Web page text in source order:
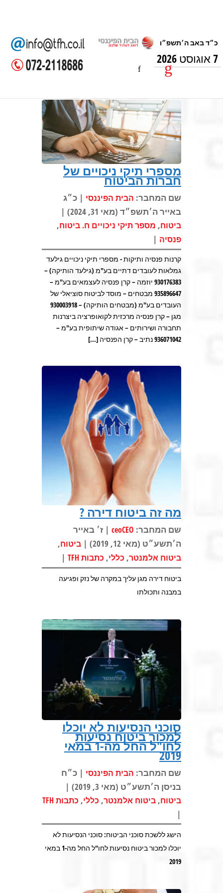
7 אוגוסט 2026
מספרי תיקי ניכויים של
חברות הביטוח
שם המחבר: הבית הפיננסי | כ״ג
באייר ה׳תשפ״ד (מאי 31, 2024) |
ביטוח, מספר תיקי ניכויים ח. ביטוח,
פנסיה |
קרנות פנסיה ותיקות - מספרי תיקי ניכויים גילעד
גמלאות לעובדים דתיים בע"מ (גילעד הותיקה) –
930176383 יוזמה – קרן פנסיה לעצמאים בע"מ –
935896647 מבטחים – מוסד לביטוח סוציאלי של
העובדים בע"מ (מבטחים הותיקה) – 930003918
מגן – קרן פנסיה מרכזית לקואופרציה ביצרנות
תחבורה ושירותים – אגודה שיתופית בע"מ –
936071042 נתיב – קרן הפנסיה [...]
מה זה ביטוח דירה ?
שם המחבר: ceoCEO | ז׳ באייר
ה׳תשע״ט (מאי 12, 2019) |
ביטוח,
ביטוח אלמנטר, כללי, כתבות TFH |
ביטוח דירה מגן עליך במקרה של נזק ופגיעה
במבנה ותכולתו
סוכני הנסיעות לא יוכלו
למכור ביטוח נסיעות
לחו"ל החל מה-1 במאי
2019
שם המחבר: הבית הפיננסי | כ״ח
בניסן ה׳תשע״ט (מאי 3, 2019) |
ביטוח, ביטוח אלמנטר, כללי, כתבות TFH
|
הישג ללשכת סוכני הביטוח: סוכני הנסיעות לא
יוכלו למכור ביטוח נסיעות לחו"ל החל מה-1 במאי
2019